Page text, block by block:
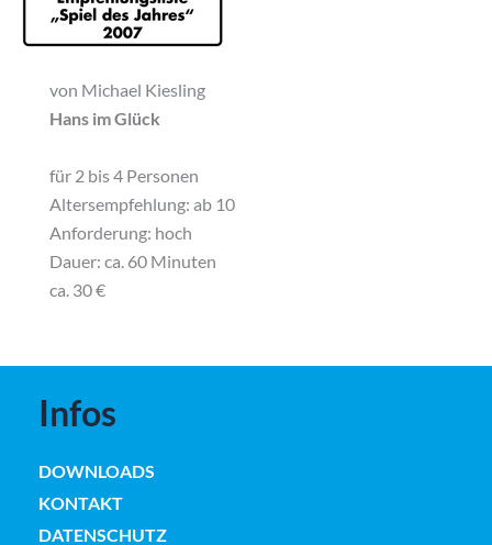
von Michael Kiesling
Hans im Glück
für 2 bis 4 Personen
Altersempfehlung: ab 10
Anforderung: hoch
Dauer: ca. 60 Minuten
ca. 30 €
Infos
DOWNLOADS
KONTAKT
DATENSCHUTZ